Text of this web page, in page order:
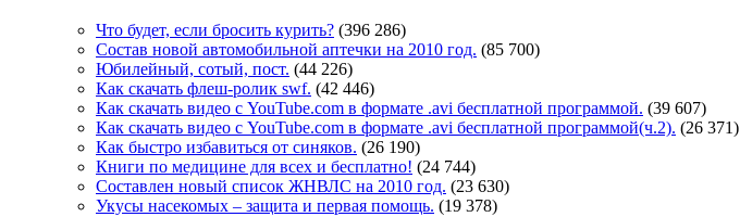
Что будет, если бросить курить? (396 286)
Состав новой автомобильной аптечки на 2010 год. (85 700)
Юбилейный, сотый, пост. (44 226)
Как скачать флеш-ролик swf. (42 446)
Как скачать видео с YouTube.com в формате .avi бесплатной программой. (39 607)
Как скачать видео с YouTube.com в формате .avi бесплатной программой(ч.2). (26 371)
Как быстро избавиться от синяков. (26 190)
Книги по медицине для всех и бесплатно! (24 744)
Составлен новый список ЖНВЛС на 2010 год. (23 630)
Укусы насекомых – защита и первая помощь. (19 378)